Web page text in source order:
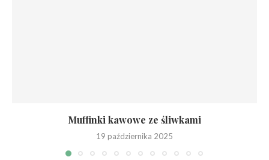
Muffinki kawowe ze śliwkami
19 października 2025